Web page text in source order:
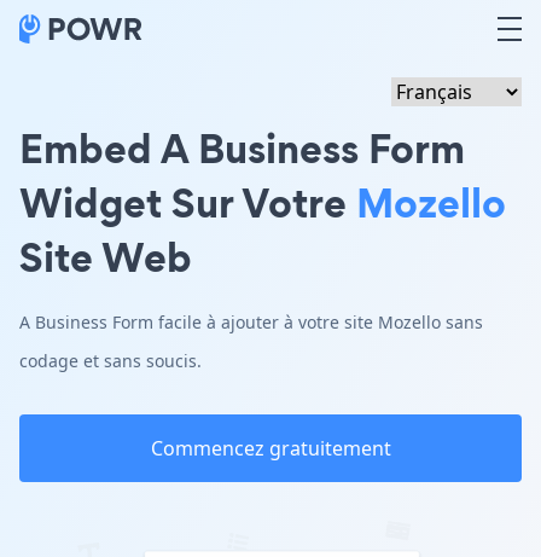
Embed A Business Form
Widget Sur Votre Mozello
Site Web
A Business Form facile à ajouter à votre site Mozello sans
codage et sans soucis.
Commencez gratuitement